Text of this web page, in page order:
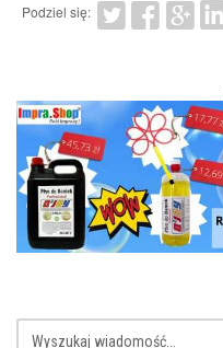
Podziel się: